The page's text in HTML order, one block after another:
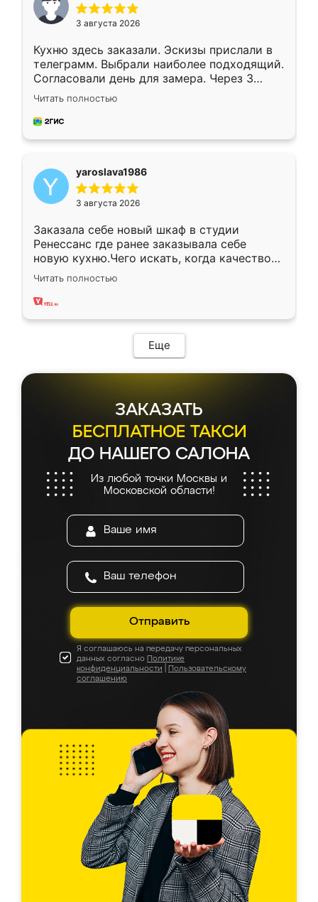
3 августа 2026
Кухню здесь заказали. Эскизы прислали в
телеграмм. Выбрали наиболее подходящий.
Согласовали день для замера. Через 3
недели кухня была уже готова. Остались
довольны работой. Спасибо Ренессанс
мебель за качественную работу!
Читать полностью
yaroslava1986
3 августа 2026
Заказала себе новый шкаф в студии
Ренессанс где ранее заказывала себе
новую кухню.Чего искать, когда качеством
вполне довольна. Служит кухня уже почти
два года, нареканий нет.
Читать полностью
Еще
ЗАКАЗАТЬ
БЕСПЛАТНОЕ ТАКСИ
ДО НАШЕГО САЛОНА
Из любой точки Москвы и
Московской области!
Отправить
Я соглашаюсь на передачу персональных
данных согласно Политике
конфиденциальности
Пользовательскому
соглашению